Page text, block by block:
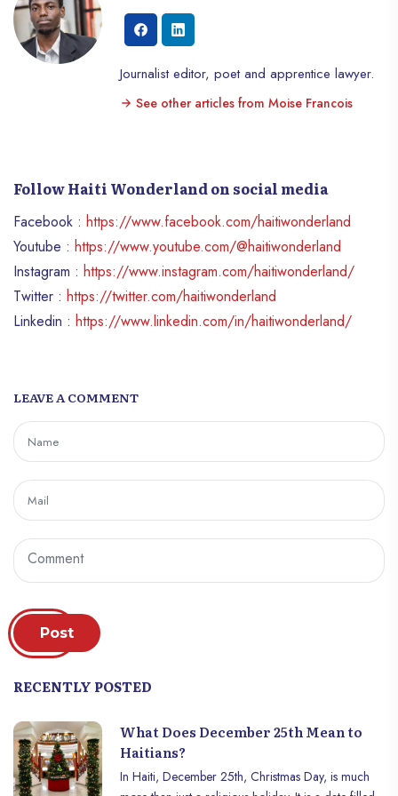
période du Makaya commence le 21
décembre, lors du solstice d’hiver, une
date symbolique marquant la victoire de la
lumière sur les ténèbres, le commencement
du renouveau solaire. Dans le vaudou,
en jour, apportant avec elle des forces
purificatrices et régénératrices.
Journalist editor, poet and apprentice lawyer.
See other articles from Moise Francois
Follow Haiti Wonderland on social media
Facebook : https://www.facebook.com/haitiwonderland
Youtube : https://www.youtube.com/@haitiwonderland
Instagram : https://www.instagram.com/haitiwonderland/
Twitter : https://twitter.com/haitiwonderland
Linkedin : https://www.linkedin.com/in/haitiwonderland/
LEAVE A COMMENT
Post
RECENTLY POSTED
What Does December 25th Mean to
Haitians?
In Haiti, December 25th, Christmas Day, is much